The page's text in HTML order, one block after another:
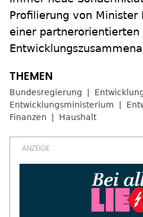
Profilierung von Minister
einer partnerorientierten
Bundesregierung
Entwicklungsministerium
Finanzen
Haushalt